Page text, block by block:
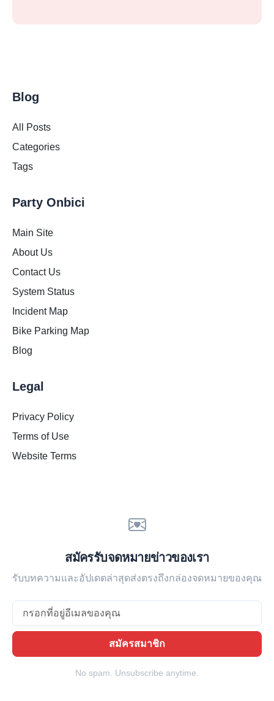
Blog
All Posts
Categories
Tags
Party Onbici
Main Site
About Us
Contact Us
System Status
Incident Map
Bike Parking Map
Blog
Legal
Privacy Policy
Terms of Use
Website Terms
สมัครรับจดหมายข่าวของเรา
รับบทความและอัปเดตล่าสุดส่งตรงถึงกล่องจดหมายของคุณ
สมัครสมาชิก
No spam. Unsubscribe anytime.